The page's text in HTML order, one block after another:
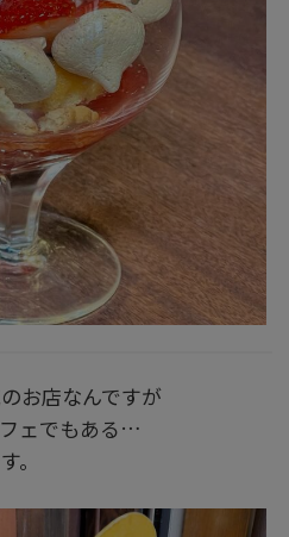
お店なんですが
ェでもある…
。